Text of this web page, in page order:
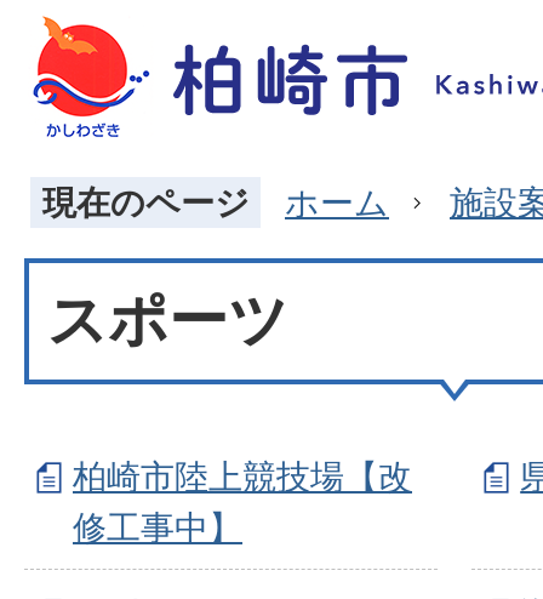
現在のページ ホーム 施設
スポーツ
柏崎市陸上競技場【改
修工事中】